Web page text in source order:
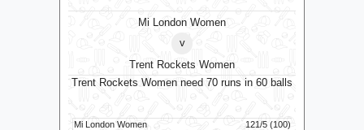
Mi London Women
v
Trent Rockets Women
Trent Rockets Women need 70 runs in 60 balls
Mi London Women
121/5 (100)